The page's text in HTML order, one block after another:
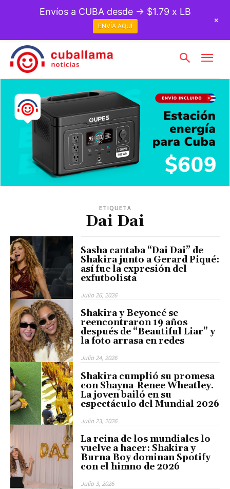
ETIQUETA
Dai Dai
Sasha cantaba “Dai Dai” de
Shakira junto a Gerard Piqué:
así fue la expresión del
exfutbolista
Julio 26, 2026
Shakira y Beyoncé se
reencontraron 19 años
después de “Beautiful Liar” y
la foto arrasa en redes
Julio 24, 2026
Shakira cumplió su promesa
con Shayna-Renee Wheatley.
La joven bailó en su
espectáculo del Mundial 2026
Julio 23, 2026
La reina de los mundiales lo
vuelve a hacer: Shakira y
Burna Boy dominan Spotify
con el himno de 2026
Julio 3, 2026
Envíos a CUBA desde → $1.79 x LB
ENVÍA AQUÍ
+